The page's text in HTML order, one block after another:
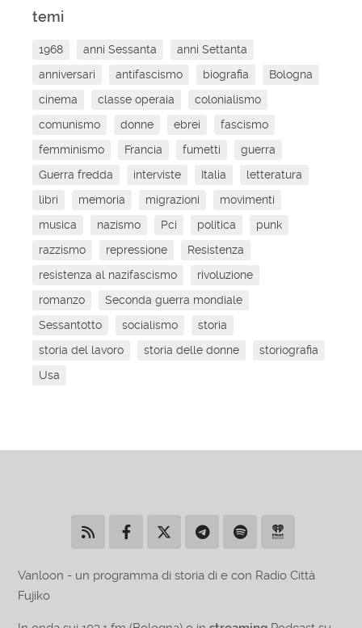
temi
1968 anni Sessanta
anni Settanta
anniversari
antifascismo biografia
Bologna
cinema
classe operaia
colonialismo
comunismo
donne ebrei
fascismo
femminismo
Francia fumetti
guerra
Guerra fredda
interviste Italia
letteratura
libri
memoria migrazioni
movimenti
musica
nazismo Pci politica
punk
razzismo
repressione
Resistenza
resistenza al nazifascismo
rivoluzione
romanzo
Seconda guerra mondiale
Sessantotto
socialismo
storia
storia del lavoro
storia delle donne
storiografia
Usa
Vanloon - un programma di storia di e con Radio Città
Fujiko